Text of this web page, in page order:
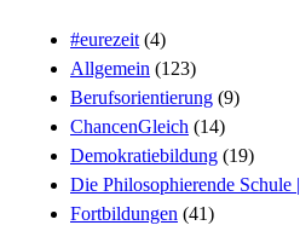
#eurezeit (4)
Allgemein (123)
Berufsorientierung (9)
ChancenGleich (14)
Demokratiebildung (19)
Die Philosophierende Schule
Fortbildungen (41)